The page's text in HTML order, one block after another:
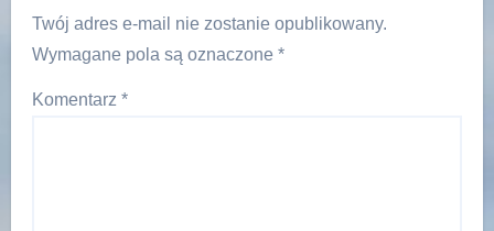
Twój adres e-mail nie zostanie opublikowany.
Wymagane pola są oznaczone *
Komentarz *